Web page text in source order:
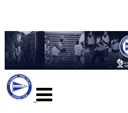
navigasjon